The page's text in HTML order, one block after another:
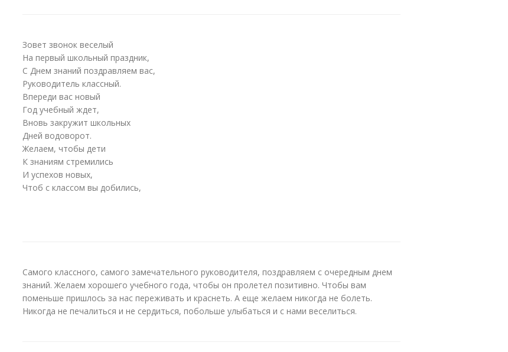
Зовет звонок веселый
На первый школьный праздник,
С Днем знаний поздравляем вас,
Руководитель классный.
Впереди вас новый
Год учебный ждет,
Вновь закружит школьных
Дней водоворот.
Желаем, чтобы дети
К знаниям стремились
И успехов новых,
Чтоб с классом вы добились,
Самого классного, самого замечательного руководителя, поздравляем с очередным днем
знаний. Желаем хорошего учебного года, чтобы он пролетел позитивно. Чтобы вам
поменьше пришлось за нас переживать и краснеть. А еще желаем никогда не болеть.
Никогда не печалиться и не сердиться, побольше улыбаться и с нами веселиться.